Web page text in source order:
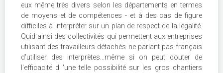
eux même très divers selon les départements en termes
de moyens et de compétences - et à des cas de figure
difficiles à interpréter sur un plan de respect de la légalité.
Quid ainsi des collectivités qui permettent aux entreprises
utilisant des travailleurs détachés ne parlant pas français
d'utiliser des interprètes...même si on peut douter de
l'efficacité d 'une telle possibilité sur les gros chantiers